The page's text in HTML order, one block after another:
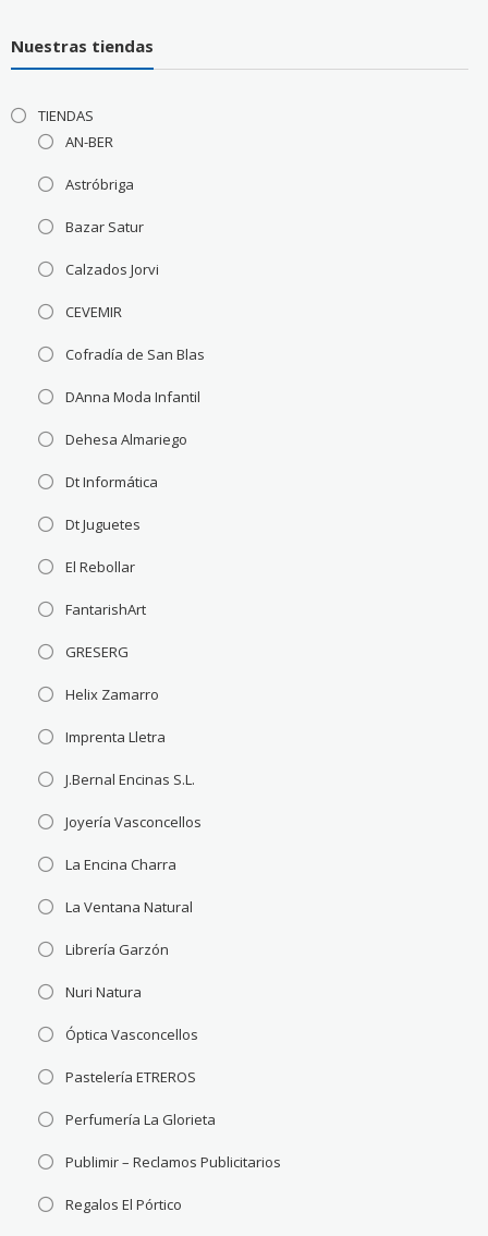
Nuestras tiendas
TIENDAS
AN-BER
Astróbriga
Bazar Satur
Calzados Jorvi
CEVEMIR
Cofradía de San Blas
DAnna Moda Infantil
Dehesa Almariego
Dt Informática
Dt Juguetes
El Rebollar
FantarishArt
GRESERG
Helix Zamarro
Imprenta Lletra
J.Bernal Encinas S.L.
Joyería Vasconcellos
La Encina Charra
La Ventana Natural
Librería Garzón
Nuri Natura
Óptica Vasconcellos
Pastelería ETREROS
Perfumería La Glorieta
Publimir – Reclamos Publicitarios
Regalos El Pórtico